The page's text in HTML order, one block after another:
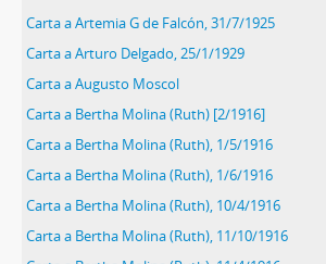
Carta a Artemia G de Falcón, 31/7/1925
Carta a Arturo Delgado, 25/1/1929
Carta a Augusto Moscol
Carta a Bertha Molina (Ruth) [2/1916]
Carta a Bertha Molina (Ruth), 1/5/1916
Carta a Bertha Molina (Ruth), 1/6/1916
Carta a Bertha Molina (Ruth), 10/4/1916
Carta a Bertha Molina (Ruth), 11/10/1916